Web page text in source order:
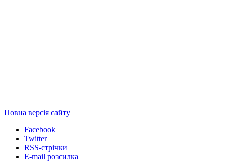
Повна версія сайту
Facebook
Twitter
RSS-стрічки
E-mail розсилка